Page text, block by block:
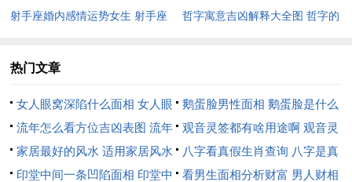
阳历2026年2月21日，农历正月初四，干支壬子。此日乃金匮黄
过程顺遂无阻，此日冲马煞南，属马者不宜；若宅主八字喜水，
宅主八字忌水，则当另择他日，以免水火相激而生变数。
射手座婚内感情运势女生 射手座
哲字寓意吉凶解释大全图 哲字的
热门文章
女人眼窝深陷什么面相 女人眼
窝深陷是短命相吗
鹅蛋脸男性面相 鹅蛋脸是什么
脸型男性
流年怎么看方位吉凶表图 流年
位置怎么看
观音灵签都有啥用途啊 观音灵
签全部签签词
家居最好的风水 适用家居风水
八字看真假生肖查询 八字是真
还是假
印堂中间一条凹陷面相 印堂中
看男生面相分析财富 男人财相